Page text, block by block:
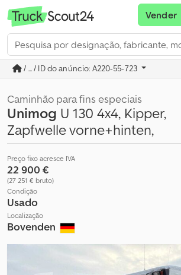
Vender
/ ... / ID do anúncio: A220-55-723
Caminhão para fins especiais
Unimog U 130 4x4, Kipper,
Zapfwelle vorne+hinten,
Preço fixo acresce IVA
22 900 €
(27 251 € bruto)
Condição
Usado
Localização
Bovenden